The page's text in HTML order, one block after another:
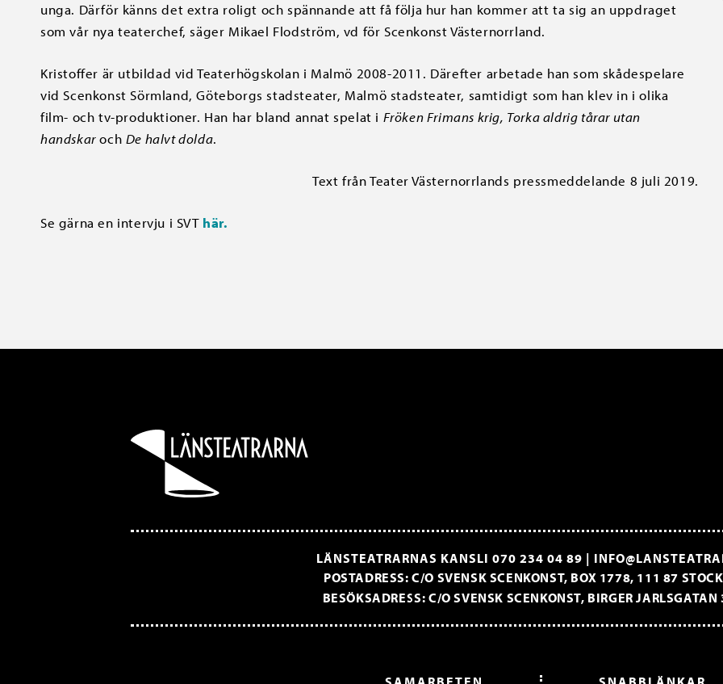
unga. Därför känns det extra roligt och spännande att få följa hur han kommer att ta sig an uppdraget
som vår nya teaterchef, säger Mikael Flodström, vd för Scenkonst Västernorrland.
Kristoffer är utbildad vid Teaterhögskolan i Malmö 2008-2011. Därefter arbetade han som skådespelare
vid Scenkonst Sörmland, Göteborgs stadsteater, Malmö stadsteater, samtidigt som han klev in i olika
film- och tv-produktioner. Han har bland annat spelat i Fröken Frimans krig, Torka aldrig tårar utan
handskaroch De halvt dolda.
Text från Teater Västernorrlands pressmeddelande 8 juli 2019.
Se gärna en intervju i SVT här.
LÄNSTEATRARNAS KANSLI 070 234 04 89 |
POSTADRESS: C/O SVENSK SCENKONST, BOX 1778, 111 87
BESÖKSADRESS: C/O SVENSK SCENKONST, BIRGER JARLSGATAN